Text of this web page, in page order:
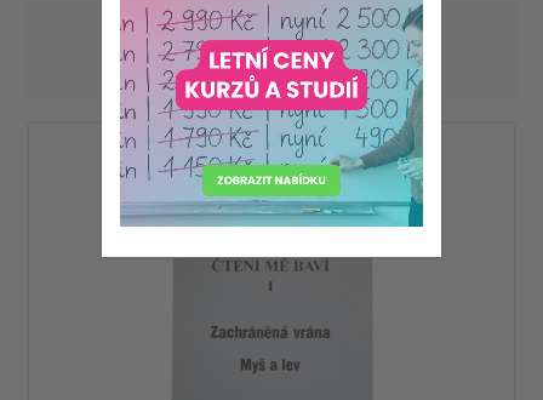
Seřadit podle
Zobrazit
na stránku